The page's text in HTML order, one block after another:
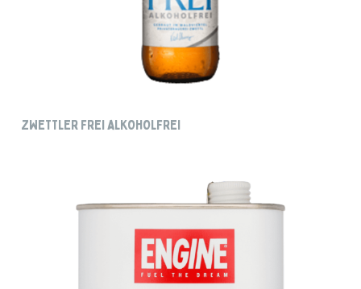
ZWETTLER FREI ALKOHOLFREI